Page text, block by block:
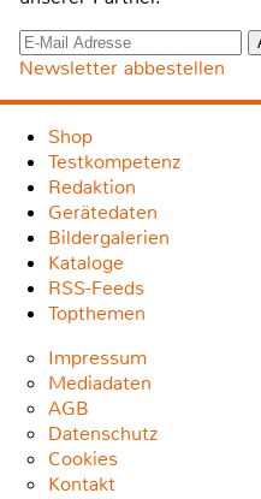
Newsletter abbestellen
Shop
Testkompetenz
Redaktion
Gerätedaten
Bildergalerien
Kataloge
RSS-Feeds
Topthemen
Impressum
Mediadaten
AGB
Datenschutz
Cookies
Kontakt